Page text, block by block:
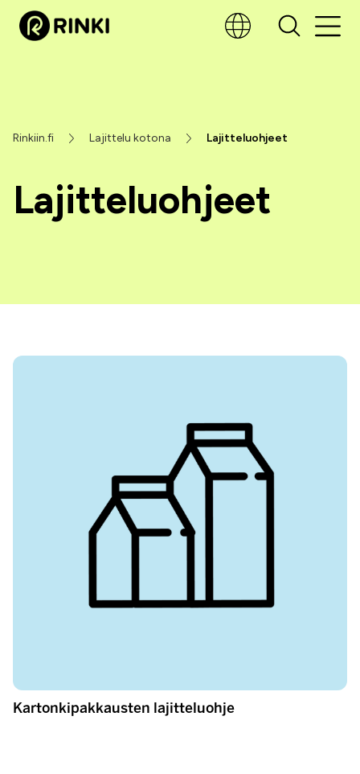
Lajitteluohjeet
Rinkiin.fi Lajittelu kotona Lajitteluohjeet
Kartonkipakkausten lajitteluohje